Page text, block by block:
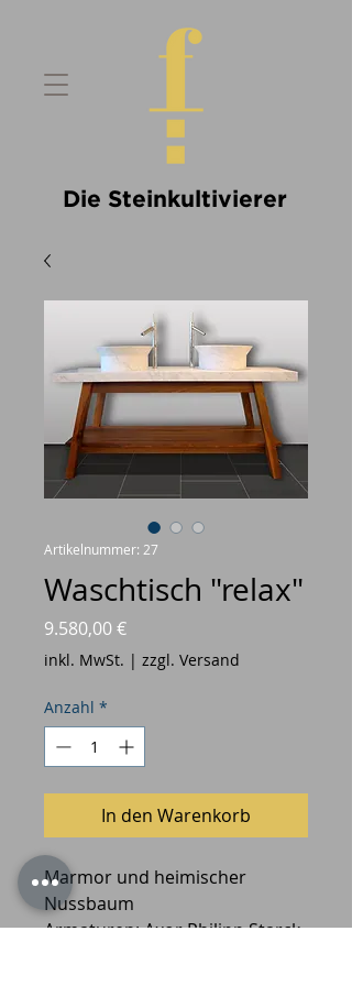
Die Steinkultivierer
Artikelnummer: 27
Waschtisch "relax"
9.580,00 €Preis
inkl. MwSt. | zzgl. Versand
Anzahl *
In den Warenkorb
Marmor und heimischer
Nussbaum
Armaturen: Axor Philipp Starck